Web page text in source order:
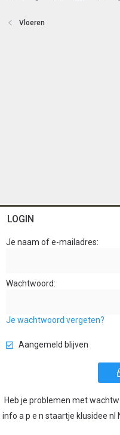
Vloeren
LOGIN
Je naam of e-mailadres
Wachtwoord
Je wachtwoord vergeten?
Aangemeld blijven
Heb je problemen met
info a p e n staartje klusidee nl